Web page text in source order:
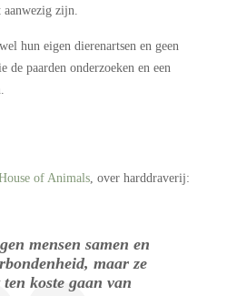
aanwezig zijn.
hun eigen dierenartsen en geen
de paarden onderzoeken en een
of Animals, over harddraverij:
mensen samen en
maar ze
koste gaan van